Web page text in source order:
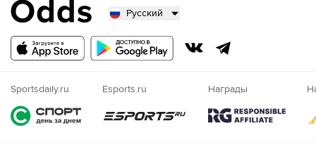
Русский
Русский
Nigeria
Sportsdaily.ru Esports.ru Награды